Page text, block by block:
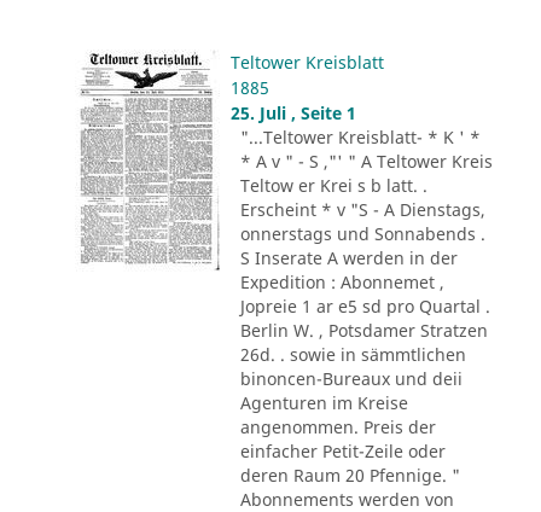
Teltower Kreisblatt
1885
25. Juli , Seite 1
"...Teltower Kreisblatt- * K ' *
* A v " - S ,"' " A Teltower Kreis
Teltow er Krei s b latt. .
Erscheint * v "S - A Dienstags,
onnerstags und Sonnabends .
S Inserate A werden in der
Expedition : Abonnemet ,
Jopreie 1 ar e5 sd pro Quartal .
Berlin W. , Potsdamer Stratzen
26d. . sowie in sämmtlichen
binoncen-Bureaux und deii
Agenturen im Kreise
angenommen. Preis der
einfacher Petit-Zeile oder
deren Raum 20 Pfennige. "
Abonnements werden von